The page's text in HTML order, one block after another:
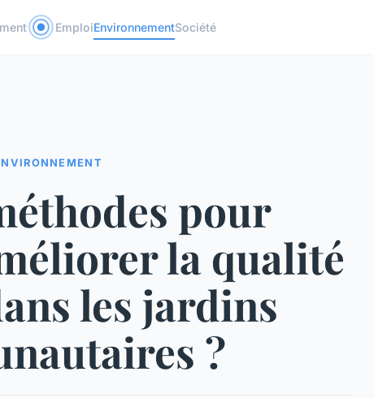
EmploiEnvironnementSociété
pour
la qualité
les jardins
?